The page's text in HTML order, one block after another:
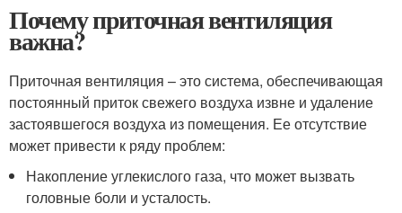
Почему приточная вентиляция
важна?
Приточная вентиляция – это система, обеспечивающая
постоянный приток свежего воздуха извне и удаление
застоявшегося воздуха из помещения. Ее отсутствие
может привести к ряду проблем:
Накопление углекислого газа, что может вызвать
головные боли и усталость.